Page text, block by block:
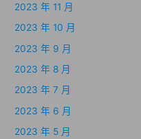
2023 年 11 月
2023 年 10 月
2023 年 9 月
2023 年 8 月
2023 年 7 月
2023 年 6 月
2023 年 5 月